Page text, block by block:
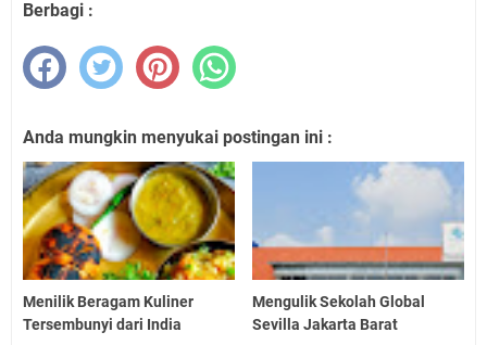
Berbagi :
Anda mungkin menyukai postingan ini :
Menilik Beragam Kuliner
Tersembunyi dari India
Mengulik Sekolah Global
Sevilla Jakarta Barat